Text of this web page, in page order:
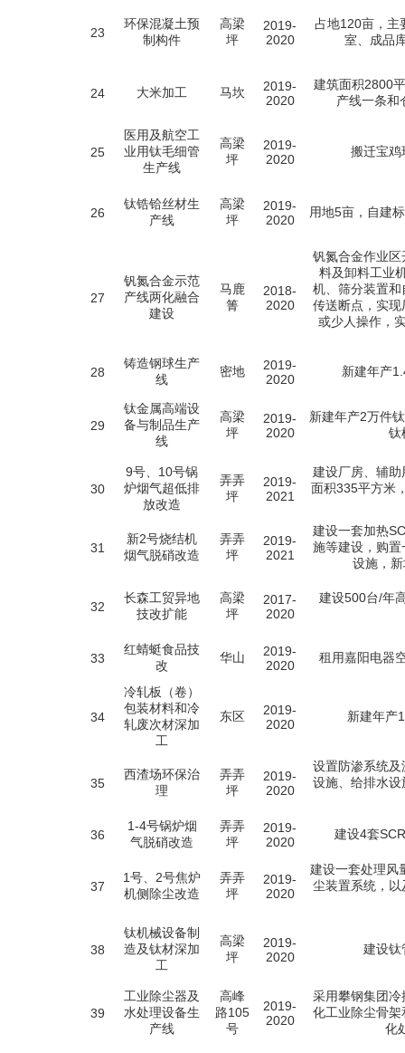
23
环保混凝土预
制构件
高梁
坪
2019-
2020
占地120亩，主
室、成品
24 大米加工 马坎
2019-
2020
建筑面积2800
产线一条和
25
医用及航空工
业用钛毛细管
生产线
高梁
坪
2019-
2020
搬迁宝鸡
26
钛锆铪丝材生
产线
高梁
坪
2019-
2020
用地5亩，自建
27
钒氮合金示范
产线两化融合
建设
马鹿
箐
2018-
2020
钒氮合金作业
料及卸料工业
机、筛分装置
传送断点，实
或少人操作，
28
铸造钢球生产
线
密地
2019-
2020
新建年产
29
钛金属高端设
备与制品生产
线
高梁
坪
2019-
2020
新建年产2万件
钛
30
9号、10号锅
炉烟气超低排
放改造
弄弄
坪
2019-
2021
建设厂房、辅
面积335平方米
31
新2号烧结机
烟气脱硝改造
弄弄
坪
2019-
2021
建设一套加热
施等建设，购
设施，
32
长森工贸异地
技改扩能
高梁
坪
2017-
2020
建设500台/年
33
红蜻蜓食品技
改
华山
2019-
2020
租用嘉阳电器
34
冷轧板（卷）
包装材料和冷
轧废次材深加
工
东区
2019-
2020
新建年产
35
西渣场环保治
理
弄弄
坪
2019-
2020
设置防渗系统
设施、给排水
36
1-4号锅炉烟
气脱硝改造
弄弄
坪
2019-
2020
建设4套
37
1号、2号焦炉
机侧除尘改造
弄弄
坪
2019-
2020
建设一套处理风
尘装置系统，
38
钛机械设备制
造及钛材深加
工
高梁
坪
2019-
2020
建设钛
39
工业除尘器及
水处理设备生
产线
高峰
路105
号
2019-
2020
采用攀钢集团
化工业除尘骨
化